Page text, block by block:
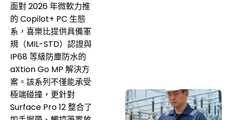
面對 2026 年微軟力推
的 Copilot+ PC 生態
系，喜樂比提供具備軍
規（MIL-STD）認證與
IP68 等級防塵防水的
aXtion Go MP 解決方
案。該系列不僅能承受
極端碰撞，更針對
Surface Pro 12 整合了